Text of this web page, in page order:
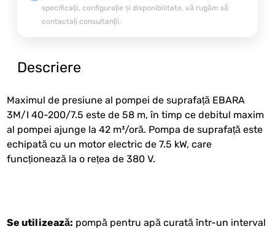
specificații, configurație și disponibilitate, vă rugăm să
contactați consultanții.
Descriere
Maximul de presiune al pompei de suprafață EBARA
3M/I 40-200/7.5 este de 58 m, în timp ce debitul maxim
al pompei ajunge la 42 m³/oră. Pompa de suprafață este
echipată cu un motor electric de 7.5 kW, care
funcționează la o rețea de 380 V.
Se utilizează: pompă pentru apă curată într-un interval